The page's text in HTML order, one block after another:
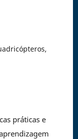
práticas e